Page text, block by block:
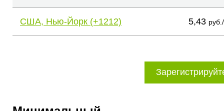
США, Нью-Йорк (+1212) 5,43